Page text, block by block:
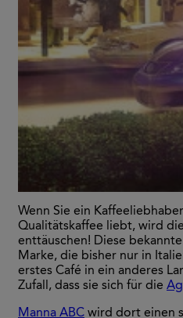
Wenn Sie ein
Qualitätskaffee liebt, wird
enttäuschen! Diese
Marke, die bisher nur in
erstes Café in ein anderes
Zufall, dass sie sich für die
Manna ABC wird dort einen